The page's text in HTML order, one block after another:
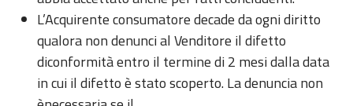
L’Acquirente consumatore decade da ogni diritto
qualora non denunci al Venditore il difetto
diconformità entro il termine di 2 mesi dalla data
in cui il difetto è stato scoperto. La denuncia non